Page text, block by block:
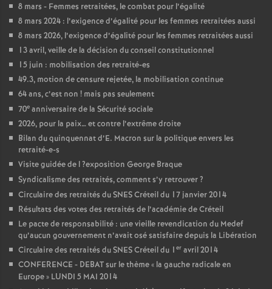
8 mars - Femmes retraitées, le combat pour l’égalité
8 mars 2024 : l’exigence d’égalité pour les femmes retraitées aussi
8 mars 2026, l’exigence d’égalité pour les femmes retraitées aussi
13 avril, veille de la décision du conseil constitutionnel
15 juin : mobilisation des retraité-es
49.3, motion de censure rejetée, la mobilisation continue
64 ans, c’est non ! mais pas seulement
70e anniversaire de la Sécurité sociale
2026, pour la paix… et contre l’extrême droite
Bilan du quinquennat d’E. Macron sur la politique envers les
retraité-e-s
Visite guidée de l?exposition George Braque
Syndicalisme des retraités, comment s’y retrouver?
Circulaire des retraités duSNESCréteil du 17 janvier 2014
Résultats des votes des retraités de l’académie de Créteil
Le pacte de responsabilité : une vieille revendication du Medef
qu’aucun gouvernement n’avait osé satisfaire depuis la Libération
Circulaire des retraités duSNESCréteil du 1 er avril 2014
CONFERENCE - DEBATsur le thème « la gauche radicale en
Europe» LUNDI 5 MAI 2014